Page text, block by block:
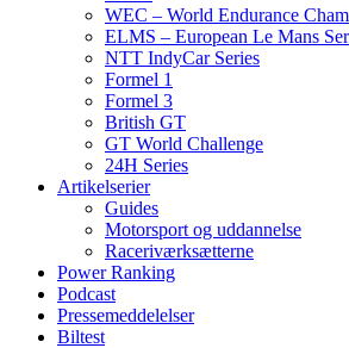
WEC – World Endurance
ELMS – European Le Mans
NTT IndyCar Series
Formel 1
Formel 3
British GT
GT World Challenge
24H Series
Artikelserier
Guides
Motorsport og uddannelse
Raceriværksætterne
Power Ranking
Podcast
Pressemeddelelser
Biltest